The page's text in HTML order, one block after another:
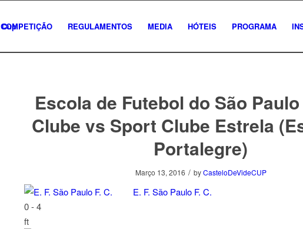
COMPETIÇÃO REGULAMENTOS MEDIA HÓTEIS PROGRAMA
Escola de Futebol do São
Clube vs Sport Clube Estrela
Portalegre)
Março 13, 2016 / byCasteloDeVideCUP
E. F. São Paulo F. C.
0-4
ft